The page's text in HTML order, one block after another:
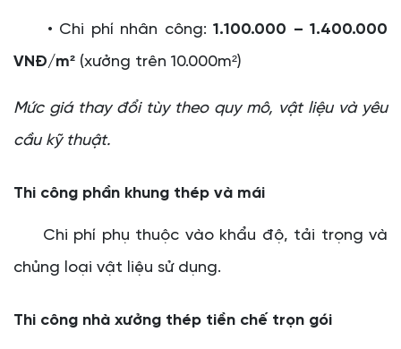
• Chi phí nhân công: 1.100.000 – 1.400.000
VNĐ/m² (xưởng trên 10.000m²)
Mức giá thay đổi tùy theo quy mô, vật liệu và yêu
cầu kỹ thuật.
Thi công phần khung thép và mái
Chi phí phụ thuộc vào khẩu độ, tải trọng và
chủng loại vật liệu sử dụng.
Thi công nhà xưởng thép tiền chế trọn gói